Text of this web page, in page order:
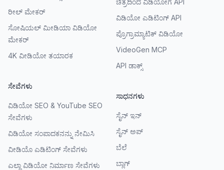
ರೀಲ್ ಮೇಕರ್
ಸೋಷಿಯಲ್ ಮೀಡಿಯಾ ವಿಡಿಯೋ
ಮೇಕರ್
4K ವೀಡಿಯೋ ತಯಾರಕ
ಸೇವೆಗಳು
ವಿಡಿಯೋ SEO & YouTube SEO
ಸೇವೆಗಳು
ವಿಡಿಯೋ ಸಂಪಾದಕನನ್ನು ನೇಮಿಸಿ
ವೀಡಿಯೊ ಎಡಿಟಿಂಗ್ ಸೇವೆಗಳು
ಎಲ್ಲಾ ವಿಡಿಯೋ ನಿರ್ಮಾಣ ಸೇವೆಗಳು
ವಿಡಿಯೋ ಎಡಿಟಿಂಗ್ API
ಪ್ರೊಗ್ರಾಮ್ಯಾಟಿಕ್ ವಿಡಿಯೋ
VideoGen MCP
API ಡಾಕ್ಸ್
ಸಾಧನಗಳು
ಸೈನ್ ಇನ್
ಸೈನ್ ಅಪ್
ಬೆಲೆ
ಬ್ಲಾಗ್